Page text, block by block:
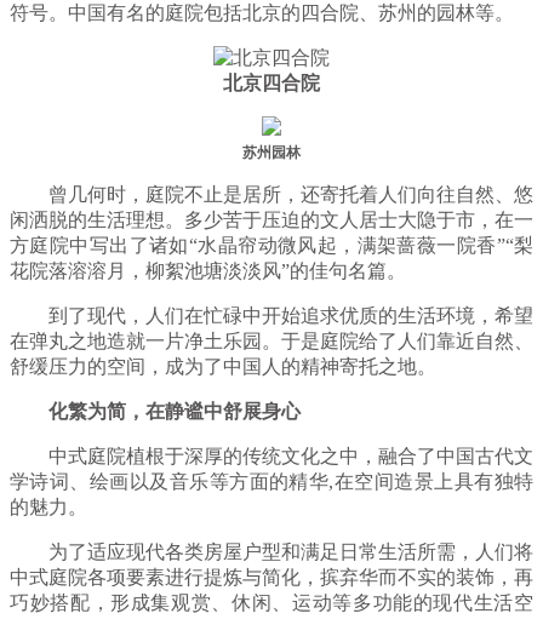
符号。中国有名的庭院包括北京的四合院、苏州的园林等。
北京四合院
苏州园林
曾几何时，庭院不止是居所，还寄托着人们向往自然、悠
闲洒脱的生活理想。多少苦于压迫的文人居士大隐于市，在一
方庭院中写出了诸如“水晶帘动微风起，满架蔷薇一院香”“梨
花院落溶溶月，柳絮池塘淡淡风”的佳句名篇。
到了现代，人们在忙碌中开始追求优质的生活环境，希望
在弹丸之地造就一片净土乐园。于是庭院给了人们靠近自然、
舒缓压力的空间，成为了中国人的精神寄托之地。
化繁为简，在静谧中舒展身心
中式庭院植根于深厚的传统文化之中，融合了中国古代文
学诗词、绘画以及音乐等方面的精华,在空间造景上具有独特
的魅力。
为了适应现代各类房屋户型和满足日常生活所需，人们将
中式庭院各项要素进行提炼与简化，摈弃华而不实的装饰，再
巧妙搭配，形成集观赏、休闲、运动等多功能的现代生活空